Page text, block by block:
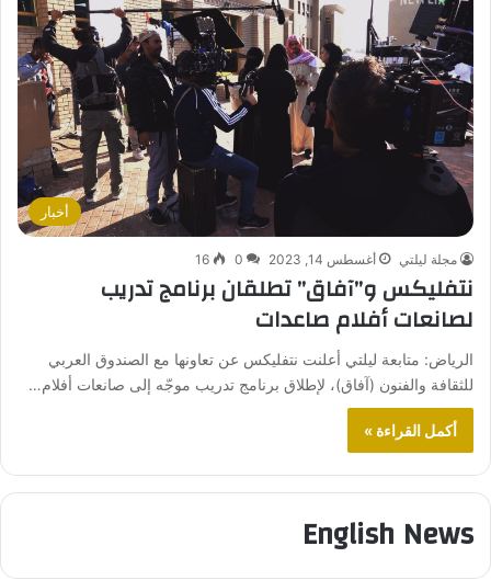
أخبار
مجلة ليلتي أغسطس 14, 2023 0
16
نتفليكس و”آفاق” تطلقان برنامج تدريب
لصانعات أفلام صاعدات
الرياض: متابعة ليلتي أعلنت نتفليكس عن تعاونها مع الصندوق العربي
للثقافة والفنون (آفاق)، لإطلاق برنامج تدريب موجّه إلى صانعات أفلام…
أكمل القراءة »
English News